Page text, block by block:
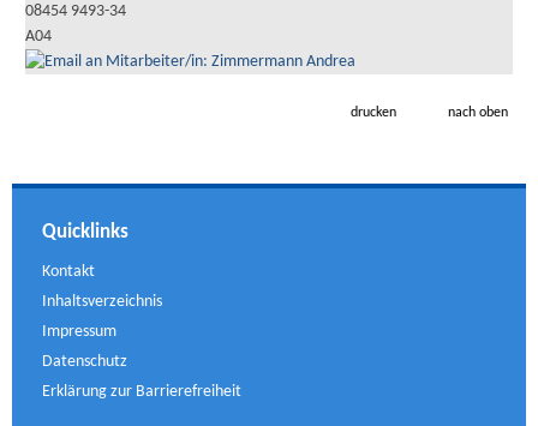
08454 9493-34
A04
drucken nach oben
Quicklinks
Kontakt
Inhaltsverzeichnis
Impressum
Datenschutz
Erklärung zur Barrierefreiheit